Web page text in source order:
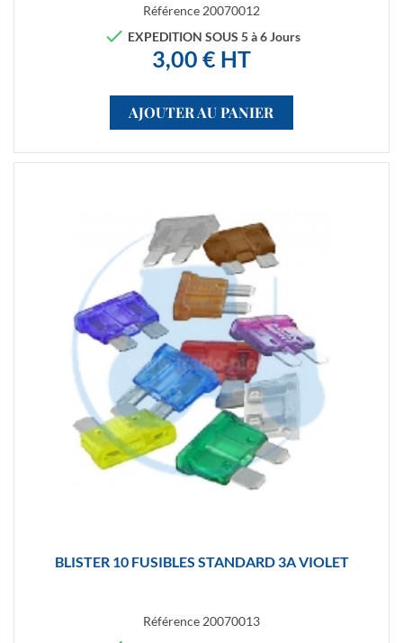
Référence 20070012
 EXPEDITION SOUS 5 à 6 Jours
3,00 € HT
AJOUTER AU PANIER
BLISTER 10 FUSIBLES STANDARD 3A VIOLET
Référence 20070013